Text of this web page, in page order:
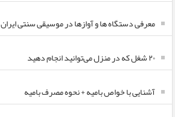
معرفی دستگاه ها و آوازها در موسیقی سنتی ایران
۲۰ شغل که در منزل می‌توانید انجام دهید
آشنایی با خواص بامیه + نحوه مصرف بامیه